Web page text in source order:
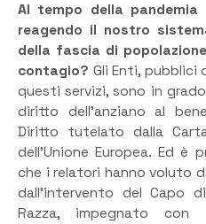
Al tempo della pandemia
reagendo il nostro
della fascia di
contagio? Gli Enti,
questi servizi, sono in
diritto dell’anziano al
Diritto tutelato dalla
dell’Unione Europea. Ed è
che i relatori hanno voluto
dall’intervento del Capo
Razza, impegnato con